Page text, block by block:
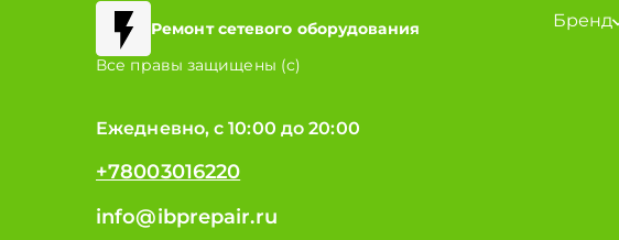
Ремонт сетевого оборудования
Все правы защищены (с)
Ежедневно, с 10:00 до 20:00
+78003016220
info@ibprepair.ru
Бренд